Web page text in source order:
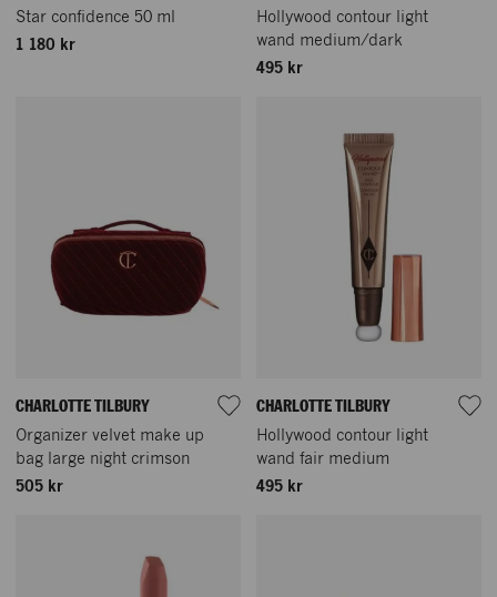
Star confidence 50 ml
1 180 kr
Hollywood contour light
wand medium/dark
495 kr
CHARLOTTE TILBURY
Organizer velvet make up
bag large night crimson
505 kr
CHARLOTTE TILBURY
Hollywood contour light
wand fair medium
495 kr